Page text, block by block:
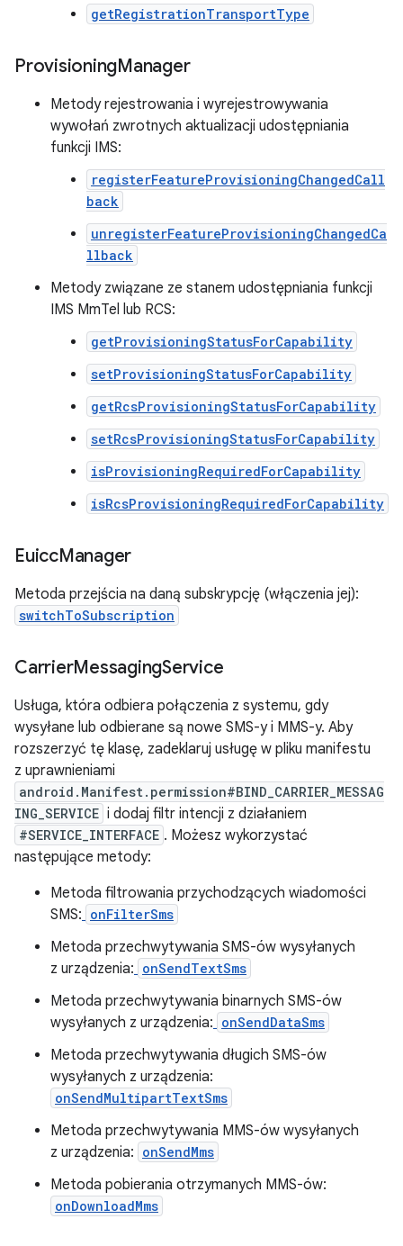
getRegistrationTransportType
ProvisioningManager
Metody rejestrowania i wyrejestrowywania
wywołań zwrotnych aktualizacji udostępniania
funkcji IMS:
registerFeatureProvisioningChangedCall
back
unregisterFeatureProvisioningChangedCa
llback
Metody związane ze stanem udostępniania funkcji
IMS MmTel lub RCS:
getProvisioningStatusForCapability
setProvisioningStatusForCapability
getRcsProvisioningStatusForCapability
setRcsProvisioningStatusForCapability
isProvisioningRequiredForCapability
isRcsProvisioningRequiredForCapability
EuiccManager
Metoda przejścia na daną subskrypcję (włączenia jej):
switchToSubscription
CarrierMessagingService
Usługa, która odbiera połączenia z systemu, gdy
wysyłane lub odbierane są nowe SMS-y i MMS-y. Aby
rozszerzyć tę klasę, zadeklaruj usługę w pliku manifestu
z uprawnieniami
android.Manifest.permission#BIND_CARRIER_MESSAG
ING_SERVICE i dodaj filtr intencji z działaniem
#SERVICE_INTERFACE . Możesz wykorzystać
następujące metody:
Metoda filtrowania przychodzących wiadomości
SMS: onFilterSms
Metoda przechwytywania SMS-ów wysyłanych
z urządzenia: onSendTextSms
Metoda przechwytywania binarnych SMS-ów
wysyłanych z urządzenia: onSendDataSms
Metoda przechwytywania długich SMS-ów
wysyłanych z urządzenia:
onSendMultipartTextSms
Metoda przechwytywania MMS-ów wysyłanych
z urządzenia: onSendMms
Metoda pobierania otrzymanych MMS-ów:
onDownloadMms